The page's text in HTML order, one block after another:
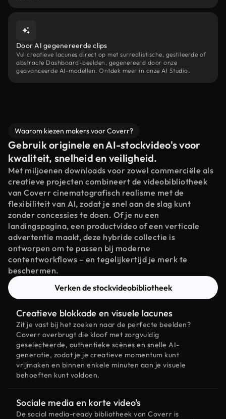
Door AI gegenereerde clips
Vul creatieve lacunes direct op met surrealistische, gestileerde of
abstracte Dashboard-beelden, gegenereerd door onze
geavanceerde AI-modellen. Ontdek meer in onze AI Studio.
Waarom kiezen makers voor Coverr?
Gebruik originele en AI-stockvideo's voor
kwaliteit, snelheid en veiligheid.
Met miljoenen downloads voor zowel commerciële als
creatieve projecten combineert de videobibliotheek
van Coverr cinematografisch realisme met de
flexibiliteit van AI, zodat je snel aan de slag kunt
zonder concessies te doen. Of je nu een
landingspagina, een productvideo of een verticale
advertentie maakt, deze hybride collectie is
ontworpen om te passen bij moderne
contentworkflows – en tegelijkertijd je merk te
beschermen.
Verken de stockvideobibliotheek
Creatieve blokkade en visuele lacunes
Zit je vast bij het zoeken naar de perfecte beelden?
Coverr overbrugt die kloof met zorgvuldig
geselecteerde, authentieke scènes en snelle AI-
generatie, zodat je je creatieve momentum kunt
vrijmaken en binnen enkele minuten aan je visuele
behoeften kunt voldoen.
Sociale media en korte video's
De social media-ready bibliotheek van Coverr is